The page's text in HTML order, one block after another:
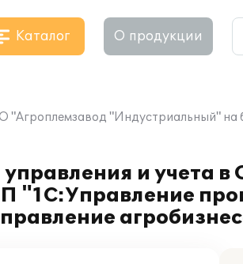
Каталог О продукции
"Агроплемзавод "Индустриальный"
и учета
"1С:Управление